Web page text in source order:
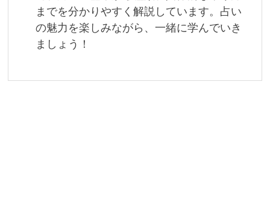
までを分かりやすく解説しています。占い
の魅力を楽しみながら、一緒に学んでいき
ましょう！